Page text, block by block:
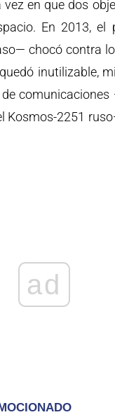
vez en que dos
En 2013, el
chocó contra
inutilizable,
Kosmos-2251
ad